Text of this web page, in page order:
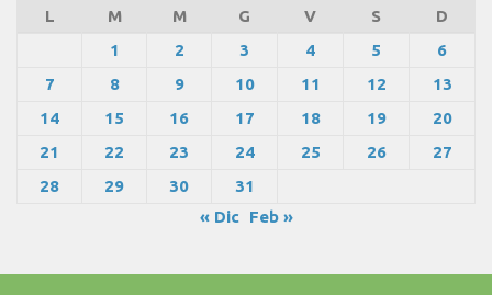
L
M M G V S
D
1
2 3 4 5
6
7
8 9 10 11 12
13
14
15 16 17 18 19
20
21
22 23 24 25 26
27
28
29 30
31
« Dic
Feb »